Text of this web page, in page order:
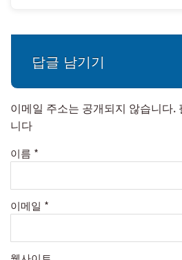
답글 남기기
이메일 주소는 공개되지 않습니다.
니다
이름 *
이메일 *